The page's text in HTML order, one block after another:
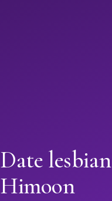
Date
Himoon